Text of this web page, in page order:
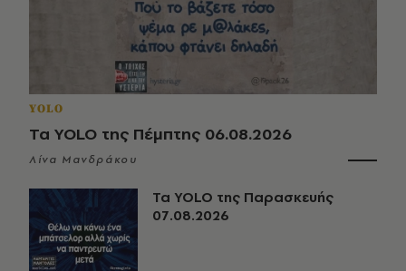
YOLO
Τα YOLO της Πέμπτης 06.08.2026
Λίνα Μανδράκου
Τα YOLO της Παρασκευής
07.08.2026